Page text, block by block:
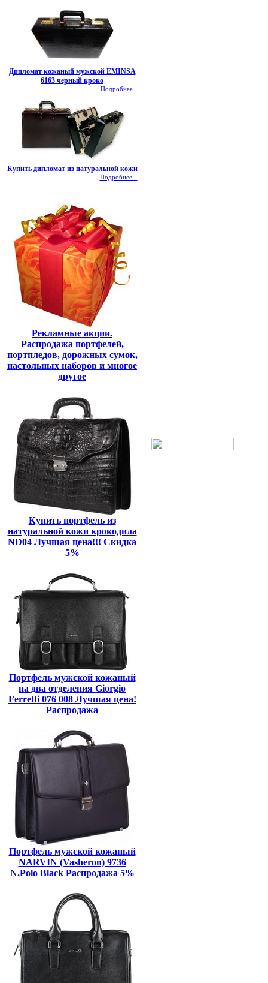
Дипломат кожаный мужской EMINSA
6163 черный кроко
Подробнее...
Купить дипломат из натуральной кожи
Подробнее...
Рекламные акции.
Распродажа портфелей,
портпледов, дорожных сумок,
настольных наборов и многое
другое
Купить портфель из
натуральной кожи крокодила
ND04 Лучшая цена!!! Скидка
5%
Портфель мужской кожаный
на два отделения Giorgio
Ferretti 076 008 Лучшая цена!
Распродажа
Портфель мужской кожаный
NARVIN (Vasheron) 9736
N.Polo Black Распродажа 5%